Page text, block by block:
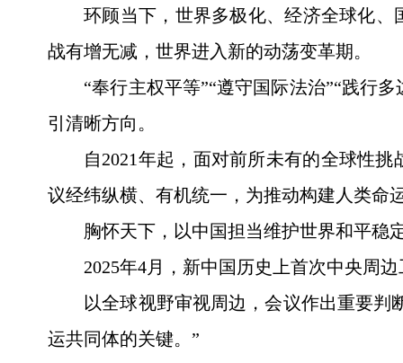
环顾当下，世界多极化、经济全球化
战有增无减，世界进入新的动荡变革期。
“奉行主权平等”“遵守国际法治”“践行
引清晰方向。
自2021年起，面对前所未有的全球性
议经纬纵横、有机统一，为推动构建人类命
胸怀天下，以中国担当维护世界和平
2025年4月，新中国历史上首次中央周
以全球视野审视周边，会议作出重要
运共同体的关键。”